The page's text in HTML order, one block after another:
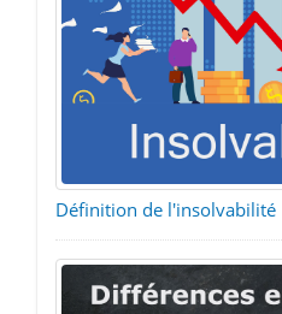
Définition de l'insolvabilité